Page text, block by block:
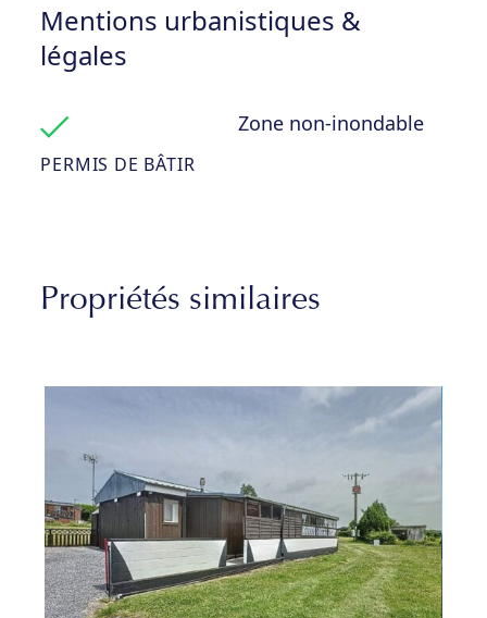
Mentions urbanistiques &
légales
PERMIS DE BÂTIR
Zone non-inondable
Propriétés similaires